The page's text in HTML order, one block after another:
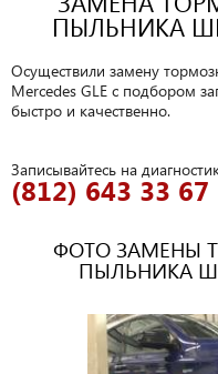
ПЫЛЬНИКА
Осуществили замену
Mercedes GLE с подбором
быстро и качественно.
Записывайтесь на
(812) 643 33 67
ФОТО ЗАМЕНЫ
ПЫЛЬНИКА